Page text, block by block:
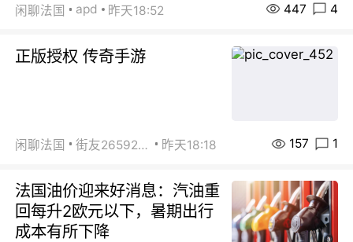
闲聊法国 apd 昨天18:52 447 4
正版授权 传奇手游
闲聊法国 街友26592800 昨天18:18 157 1
法国油价迎来好消息：汽油重
回每升2欧元以下，暑期出行
成本有所下降